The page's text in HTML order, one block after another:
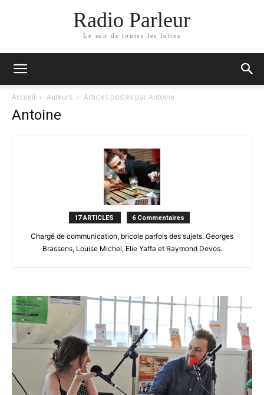
Radio Parleur
Le son de toutes les luttes
Accueil Auteurs Articles postés par Antoine
Antoine
17 ARTICLES 6 Commentaires
Chargé de communication, bricole parfois des sujets. Georges
Brassens, Louise Michel, Elie Yaffa et Raymond Devos.